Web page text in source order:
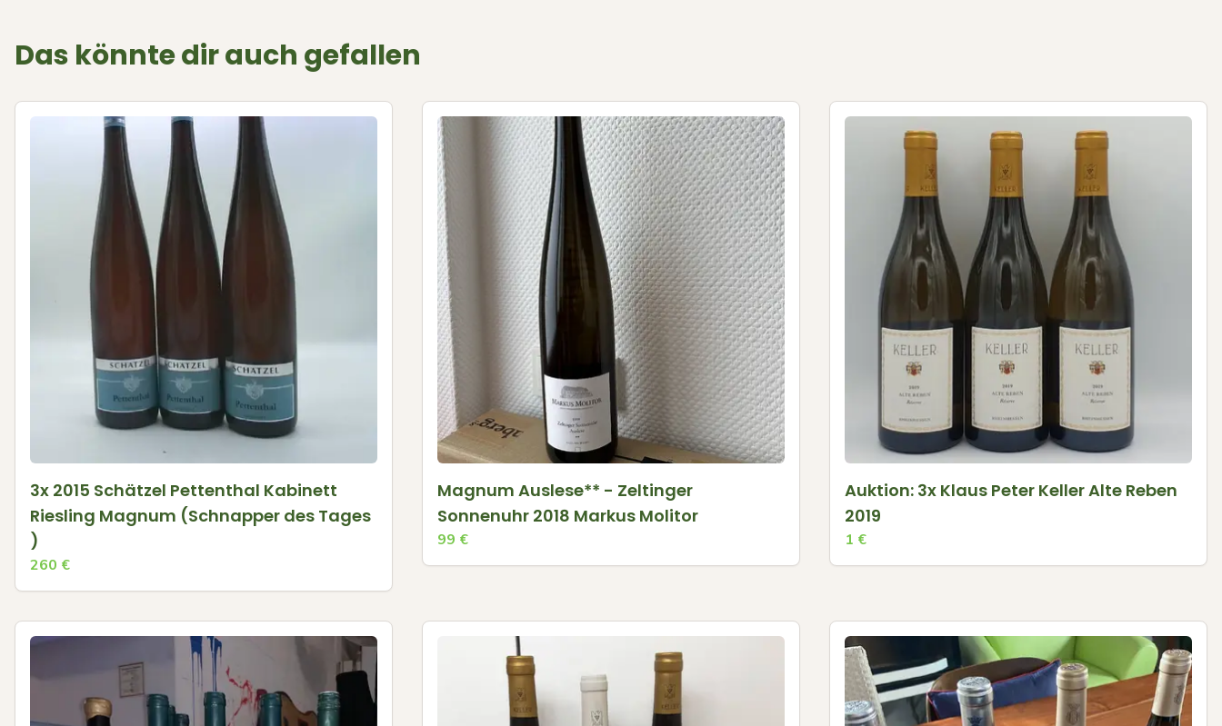
Das könnte dir auch gefallen
3x 2015 Schätzel Pettenthal Kabinett
Riesling Magnum (Schnapper des Tages
)
260 €
Magnum Auslese** - Zeltinger
Sonnenuhr 2018 Markus Molitor
99 €
Auktion: 3x Klaus Peter Keller Alte Reben
2019
1 €